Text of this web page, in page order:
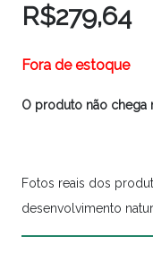
R$279,64
Fora de estoque
O produto não chega
Fotos reais dos
desenvolvimento